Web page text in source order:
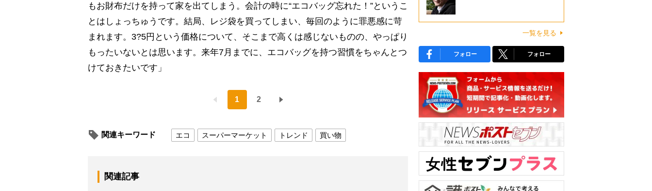
もお財布だけを持って家を出てしまう。会計の時に“エコバッグ忘れた！”というこ
とはしょっちゅうです。結局、レジ袋を買ってしまい、毎回のように罪悪感に苛
まれます。3?5円という価格について、そこまで高くは感じないものの、やっぱり
もったいないとは思います。来年7月までに、エコバッグを持つ習慣をちゃんとつ
けておきたいです」
1 2
関連キーワード エコ スーパーマーケット トレンド 買い物
関連記事
一覧を見る
フォロー フォロー